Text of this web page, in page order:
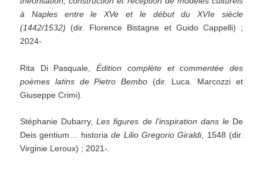
à Naples entre le XVe et le début du XVIe siècle
(1442/1532) (dir. Florence Bistagne et Guido Cappelli) ;
2024-
Rita Di Pasquale,Édition complète et commentée des
poèmes latins de Pietro Bembo (dir. Luca. Marcozzi et
Giuseppe Crimi).
Stéphanie Dubarry,Les figures de l’inspiration dans leDe
Deis gentium… historiade Lilio Gregorio Giraldi, 1548 (dir.
Virginie Leroux) ; 2021-.